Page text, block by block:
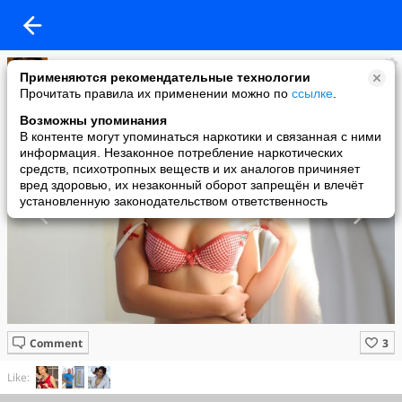
Применяются рекомендательные технологии
Прочитать правила их применении можно по ссылке
Возможны упоминания
В контенте могут упоминаться наркотики и связанная с ними
информация. Незаконное потребление наркотических
средств, психотропных веществ и их аналогов причиняет
вред здоровью, их незаконный оборот запрещён и влечёт
установленную законодательством ответственность
Имидж ничто
added a photo
11 May в 14:38
Comment
Like: